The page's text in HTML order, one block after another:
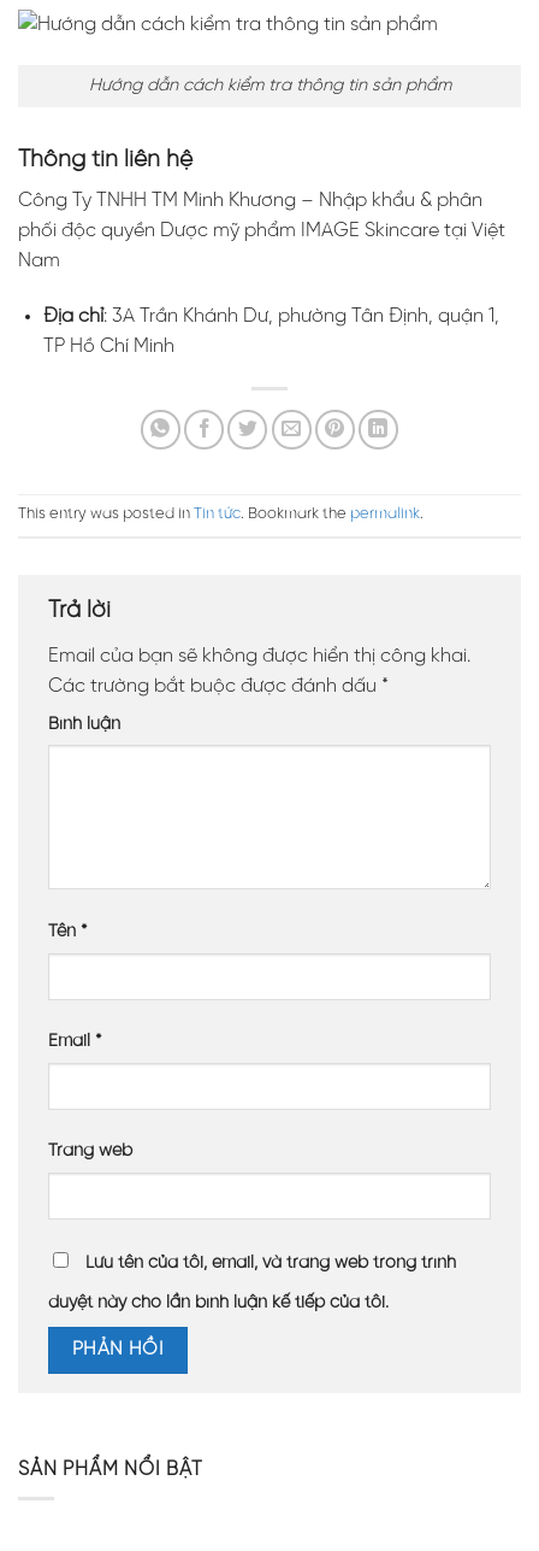
Hướng dẫn cách kiểm tra thông tin sản phẩm
Thông tin liên hệ
Công Ty TNHH TM Minh Khương – Nhập khẩu & phân
phối độc quyền Dược mỹ phẩm IMAGE Skincare tại Việt
Nam
Địa chỉ: 3A Trần Khánh Dư, phường Tân Định, quận 1,
TP Hồ Chí Minh
This entry was posted in Tin tức. Bookmark the permalink.
Trả lời
Email của bạn sẽ không được hiển thị công khai.
Các trường bắt buộc được đánh dấu *
Bình luận
Tên *
Email *
Trang web
Lưu tên của tôi, email, và trang web trong trình
duyệt này cho lần bình luận kế tiếp của tôi.
SẢN PHẨM NỔI BẬT